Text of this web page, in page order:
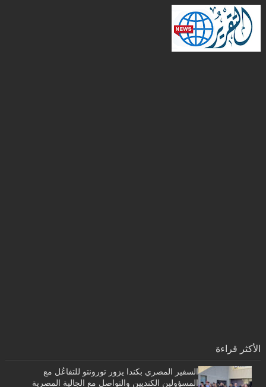
الأكثر قراءة
السفير المصري بكندا يزور تورونتو للتفاعُل مع
المسؤولين الكنديين والتواصل مع الجالية المصرية